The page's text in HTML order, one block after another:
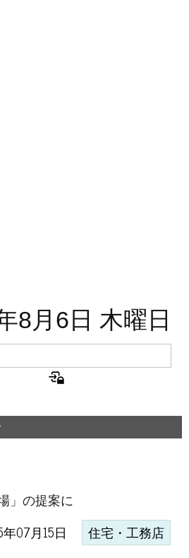
8月6日 木曜日
」の提案に
07月15日 住宅・工務店